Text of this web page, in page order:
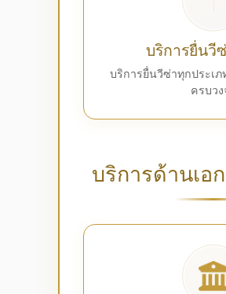
บริการยื่นวี
บริการยื่นวีซ่าทุกประเภ
ครบวง
บริการด้านเอ